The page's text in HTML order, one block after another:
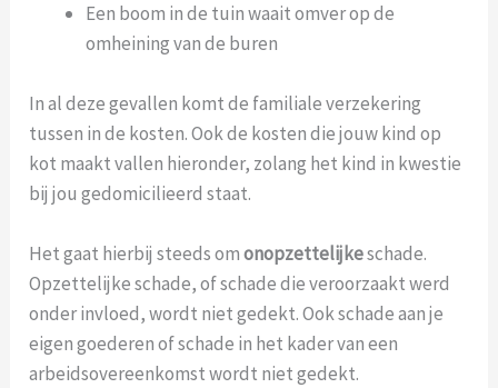
Een boom in de tuin waait omver op de
omheining van de buren
In al deze gevallen komt de familiale verzekering
tussen in de kosten. Ook de kosten die jouw kind op
kot maakt vallen hieronder, zolang het kind in kwestie
bij jou gedomicilieerd staat.
Het gaat hierbij steeds omonopzettelijkeschade.
Opzettelijke schade, of schade die veroorzaakt werd
onder invloed, wordt niet gedekt. Ook schade aan je
eigen goederen of schade in het kader van een
arbeidsovereenkomst wordt niet gedekt.